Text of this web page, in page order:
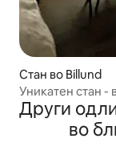
Стан во Billund
Уникатен стан -
Други
во